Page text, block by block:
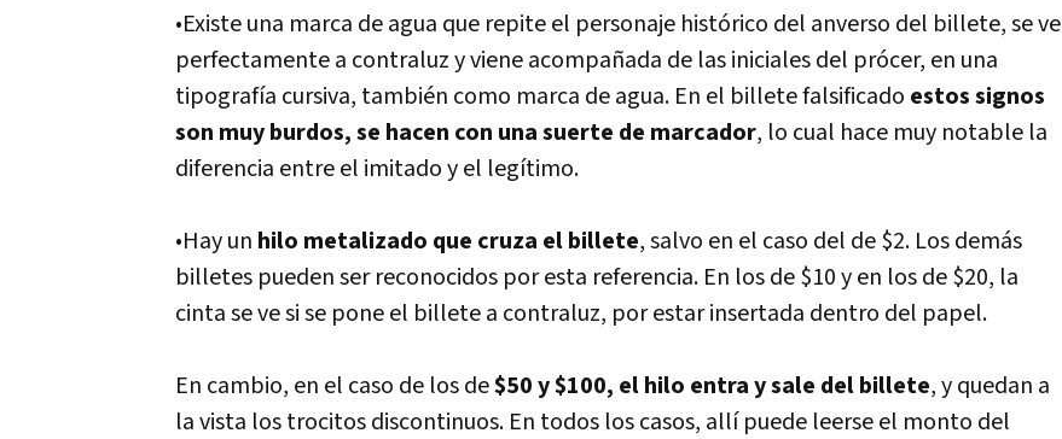
•Existe una marca de agua que repite el personaje histórico del anverso del billete, se ve
perfectamente a contraluz y viene acompañada de las iniciales del prócer, en una
tipografía cursiva, también como marca de agua. En el billete falsificado estos signos
son muy burdos, se hacen con una suerte de marcador, lo cual hace muy notable la
diferencia entre el imitado y el legítimo.
•Hay un hilo metalizado que cruza el billete, salvo en el caso del de $2. Los demás
billetes pueden ser reconocidos por esta referencia. En los de $10 y en los de $20, la
cinta se ve si se pone el billete a contraluz, por estar insertada dentro del papel.
En cambio, en el caso de los de$50 y $100, el hilo entra y sale del billete, y quedan a
la vista los trocitos discontinuos. En todos los casos, allí puede leerse el monto del